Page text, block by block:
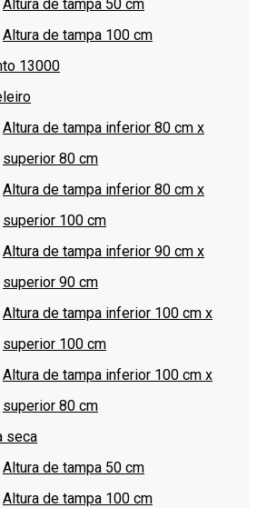
Altura de tampa 50 cm
Altura de tampa 100 cm
13000
Altura de tampa inferior 80 cm x
superior 80 cm
Altura de tampa inferior 80 cm x
superior 100 cm
Altura de tampa inferior 90 cm x
superior 90 cm
Altura de tampa inferior 100 cm x
superior 100 cm
Altura de tampa inferior 100 cm x
superior 80 cm
seca
Altura de tampa 50 cm
Altura de tampa 100 cm